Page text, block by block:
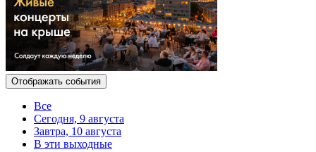
Отображать события
Все
Сегодня, 9 августа
Завтра, 10 августа
В эти выходные